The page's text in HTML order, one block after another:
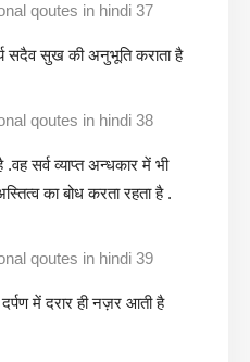
qoutes in hindi 37
सदैव सुख की अनुभूति कराता है
qoutes in hindi 38
सर्व व्याप्त अन्धकार में भी
का बोध करता रहता है .
qoutes in hindi 39
में दरार ही नज़र आती है